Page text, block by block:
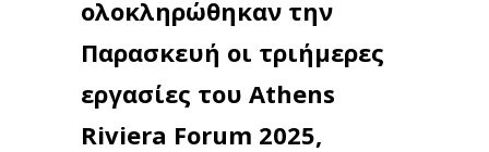
ολοκληρώθηκαν την
Παρασκευή οι τριήμερες
εργασίες του Athens
Riviera Forum 2025,